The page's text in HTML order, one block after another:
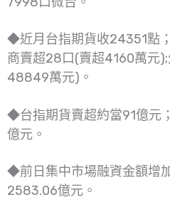
◆近月台指期貨收24351點
商賣超28口(賣超4160萬元
48849萬元)。
◆台指期貨賣超約當91億元
億元。
◆前日集中市場融資金額增
2583.06億元。